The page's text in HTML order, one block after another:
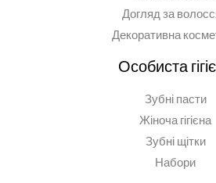
Догляд за
Декоративна
Особиста
Зубні пасти
Жіноча гігієна
Зубні щітки
Набори